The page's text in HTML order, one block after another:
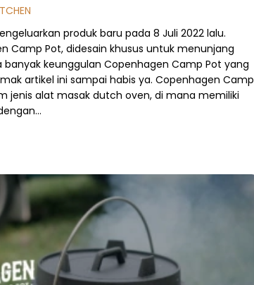
produk baru pada 8 Juli 2022 lalu.
Camp Pot, didesain khusus untuk menunjang
banyak keunggulan Copenhagen Camp Pot yang
artikel ini sampai habis ya. Copenhagen Camp
jenis alat masak dutch oven, di mana memiliki